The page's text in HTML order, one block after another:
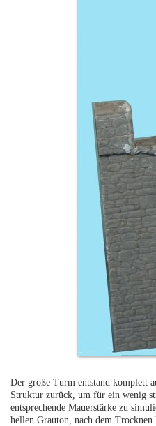
Der große Turm entstand komplett
Struktur zurück, um für ein wenig
entsprechende Mauerstärke zu
hellen Grauton, nach dem